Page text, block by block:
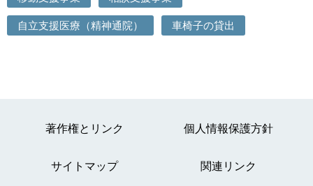
自立支援医療（精神通院） 車椅子の貸出
著作権とリンク 個人情報保護方針
サイトマップ 関連リンク